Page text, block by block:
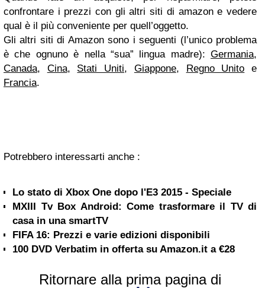
confrontare i prezzi con gli altri siti di amazon e vedere
qual è il più conveniente per quell’oggetto.
Gli altri siti di Amazon sono i seguenti (l’unico problema
è che ognuno è nella “sua” lingua madre): Germania,
Canada, Cina, Stati Uniti, Giappone, Regno Unito e
Francia.
Potrebbero interessarti anche :
Lo stato di Xbox One dopo l'E3 2015 - Speciale
MXIII Tv Box Android: Come trasformare il TV di
casa in una smartTV
FIFA 16: Prezzi e varie edizioni disponibili
100 DVD Verbatim in offerta su Amazon.it a €28
Ritornare alla prima pagina di